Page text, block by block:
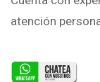
atención